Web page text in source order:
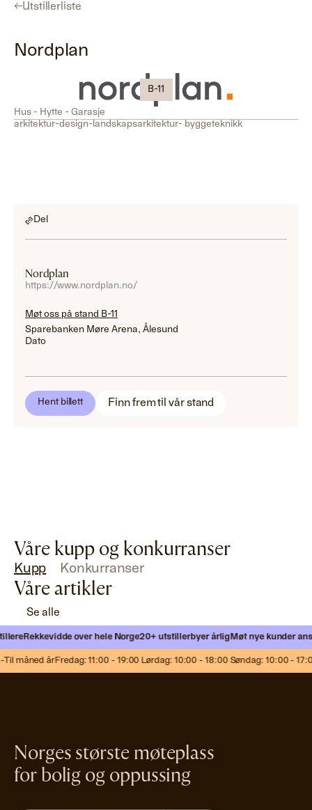
←Utstillerliste
Nordplan
B-11
Hus - Hytte - Garasje
arkitektur-design-landskapsarkitektur- byggeteknikk
Del
Nordplan
https://www.nordplan.no/
Møt oss på stand B-11
Sparebanken Møre Arena, Ålesund
Dato
Hent billett Finn frem til vår stand
Våre kupp og konkurranser
Kupp Konkurranser
Våre artikler
Se alle
Rekkevidde over hele Norge20+ utstillerbyer årligMøt nye kunder
måned årFredag: 11:00 - 19:00 Lørdag: 10:00 - 18:00 Søndag: 10:00 -
Norges største møteplass
for bolig og oppussing